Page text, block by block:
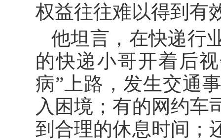
权益往往难以得到有
他坦言，在快递行
的快递小哥开着后
病”上路，发生交通
入困境；有的网约车
到合理的休息时间